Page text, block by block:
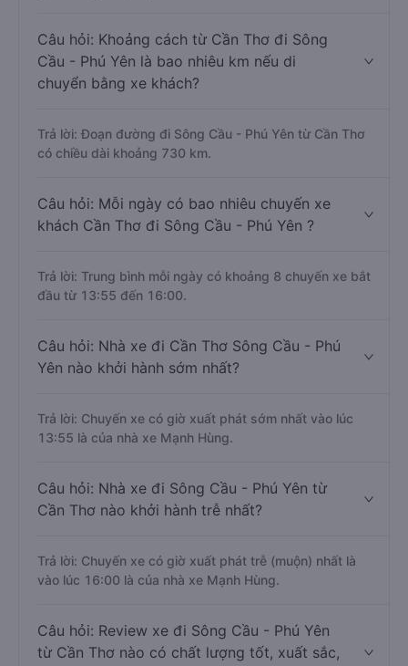
Câu hỏi: Khoảng cách từ Cần Thơ đi Sông
Cầu - Phú Yên là bao nhiêu km nếu di
chuyển bằng xe khách?
Trả lời: Đoạn đường đi Sông Cầu - Phú Yên từ Cần Thơ
có chiều dài khoảng 730 km.
Câu hỏi: Mỗi ngày có bao nhiêu chuyến xe
khách Cần Thơ đi Sông Cầu - Phú Yên ?
Trả lời: Trung bình mỗi ngày có khoảng 8 chuyến xe bắt
đầu từ 13:55 đến 16:00.
Câu hỏi: Nhà xe đi Cần Thơ Sông Cầu - Phú
Yên nào khởi hành sớm nhất?
Trả lời: Chuyến xe có giờ xuất phát sớm nhất vào lúc
13:55 là của nhà xe Mạnh Hùng.
Câu hỏi: Nhà xe đi Sông Cầu - Phú Yên từ
Cần Thơ nào khởi hành trễ nhất?
Trả lời: Chuyến xe có giờ xuất phát trễ (muộn) nhất là
vào lúc 16:00 là của nhà xe Mạnh Hùng.
Câu hỏi: Review xe đi Sông Cầu - Phú Yên
từ Cần Thơ nào có chất lượng tốt, xuất sắc,